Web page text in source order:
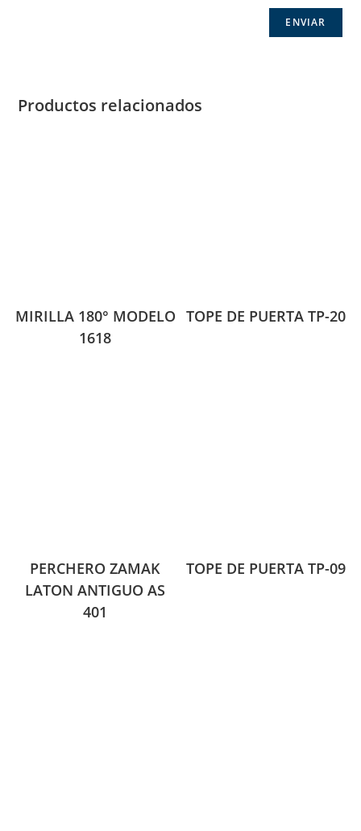
Productos relacionados
MIRILLA 180° MODELO
1618
TOPE DE PUERTA TP-20
PERCHERO ZAMAK
LATON ANTIGUO AS
401
TOPE DE PUERTA TP-09